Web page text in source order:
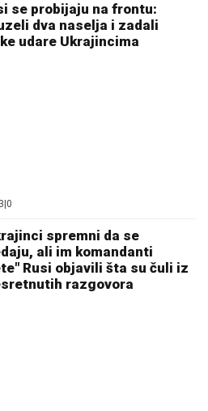
se probijaju na frontu:
dva naselja i zadali
udare Ukrajincima
0
spremni da se
ali im komandanti
Rusi objavili šta su čuli iz
razgovora